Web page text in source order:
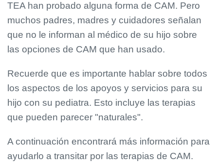
TEA han probado alguna forma de CAM. Pero
muchos padres, madres y cuidadores señalan
que no le informan al médico de su hijo sobre
las opciones de CAM que han usado.
Recuerde que es importante hablar sobre todos
los aspectos de los apoyos y servicios para su
hijo con su pediatra. Esto incluye las terapias
que pueden parecer "naturales".
A continuación encontrará más información para
ayudarlo a transitar por las terapias de CAM.